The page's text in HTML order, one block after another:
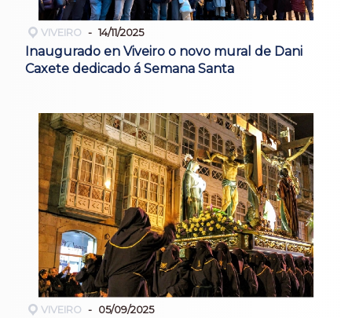
VIVEIRO 14/11/2025
Inaugurado en Viveiro o novo mural de Dani
Caxete dedicado á Semana Santa
VIVEIRO 05/09/2025